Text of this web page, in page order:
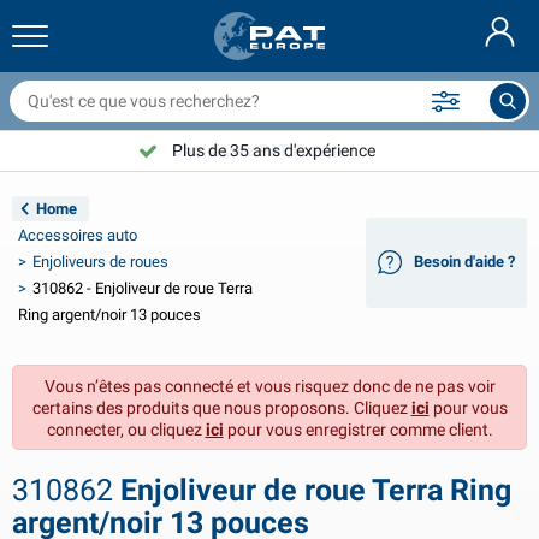
couvre remorque & accessoires
électriques pour remorque
de remorque
de remorque Aspöck
de remorque Radex
de remorque LED
de voiture
de voiture
de batterie & solaire
12V & 24V
& demi-housses voiture
de protection
de caravane & camping-car
de caravane & camping-car
gaz
de maintenance
de tente
de pont
et manilles
de voile
et entretien
de protection et accessoires
& couvertures anti feu
de vélo
air
de serrage
GasStop®
Nederlands
Deutsch
English
Svenska
Dansk
Suomalainen
Choisissez PAT Europe !
Plus de 35 ans d'expérience
Home
Accessoires auto
Enjoliveurs de roues
310862 - Enjoliveur de roue Terra
Ring argent/noir 13 pouces
Besoin d'aide ?
Vous n’êtes pas connecté et vous risquez donc de ne pas voir
certains des produits que nous proposons. Cliquezici pour vous
connecter, ou cliquezici pour vous enregistrer comme client.
310862 Enjoliveur de roue Terra Ring
argent/noir 13 pouces